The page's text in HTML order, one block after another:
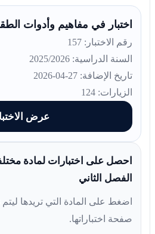
اختبار في مفاهيم وأدوات
رقم الاختبار: 157
السنة الدراسية: 2025/2026
تاريخ الإضافة: 27-04-2026
الزيارات: 124
عرض
احصل على اختبارات لمادة
الفصل الثاني
اضغط على المادة التي تريدها
صفحة اختباراتها.